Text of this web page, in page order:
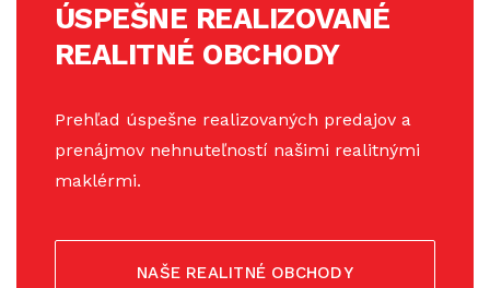
ÚSPEŠNE REALIZOVANÉ
REALITNÉ OBCHODY
Prehľad úspešne realizovaných predajov a
prenájmov nehnuteľností našimi realitnými
maklérmi.
NAŠE REALITNÉ OBCHODY